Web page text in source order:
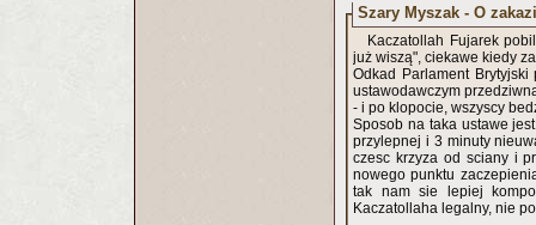
Szary Myszak - O
Kaczatollah Fujarek
już wiszą", ciekawe kiedy
Odkad Parlament
ustawodawczym
- i po klopocie, wszyscy
Sposob na taka ustawe
przylepnej i 3 minuty
czesc krzyza od sciany i
nowego punktu
tak nam sie lepiej
Kaczatollaha legalny, nie